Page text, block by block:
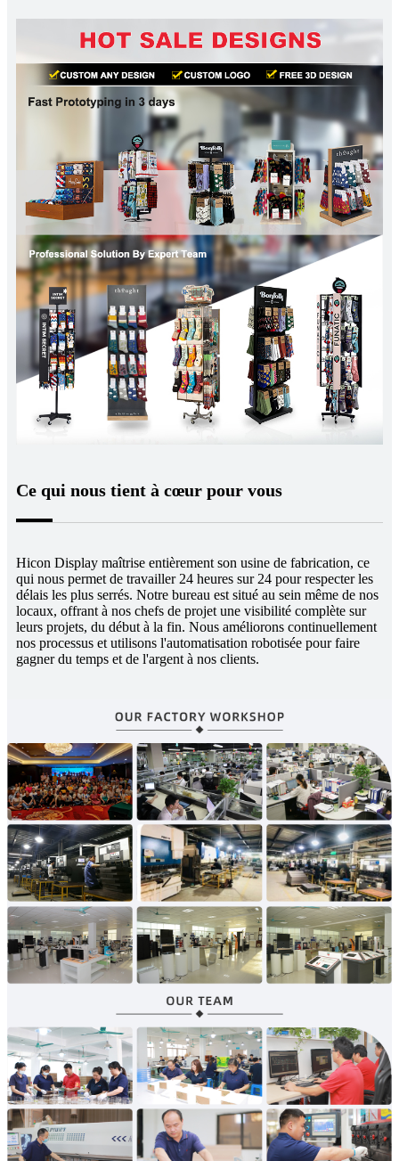
Ce qui nous tient à cœur pour vous
Hicon Display maîtrise entièrement son usine de fabrication, ce
qui nous permet de travailler 24 heures sur 24 pour respecter les
délais les plus serrés. Notre bureau est situé au sein même de nos
locaux, offrant à nos chefs de projet une visibilité complète sur
leurs projets, du début à la fin. Nous améliorons continuellement
nos processus et utilisons l'automatisation robotisée pour faire
gagner du temps et de l'argent à nos clients.